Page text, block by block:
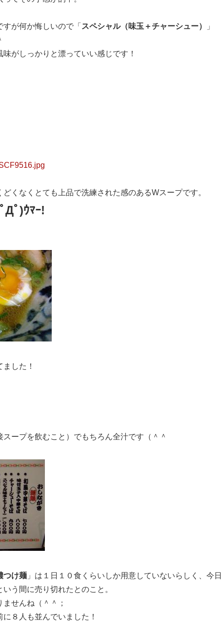
が何か悔しいので「 スペシャル（味玉＋チャーシュー）
」
がしっかりと漂っていい感じです！
くなくとても上品で洗練された感のあるWスープです。
Дﾟ)ｳﾏｰ!
した！
スープを飲むこと）でもちろん全汁です（＾＾
つけ麺 」は１日１０食くらいしか用意していないらしく、今日
う間に売り切れたとのこと。
せんね（＾＾；
８人も並んでいました！